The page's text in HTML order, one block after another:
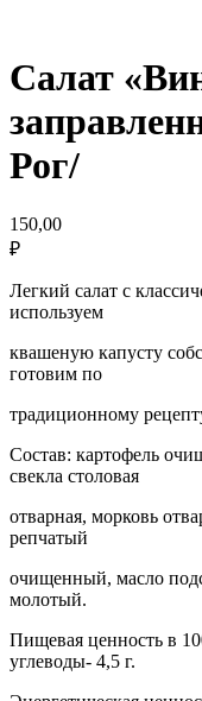
Салат
Рог/
150,00
₽
Легкий салат с
используем
квашеную капусту
готовим по
традиционному
Состав: картофель
свекла столовая
отварная, морковь
репчатый
очищенный, масло
молотый.
Пищевая ценность в
углеводы- 4,5 г.